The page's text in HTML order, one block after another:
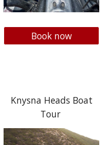
Book now
Knysna Heads Boat
Tour